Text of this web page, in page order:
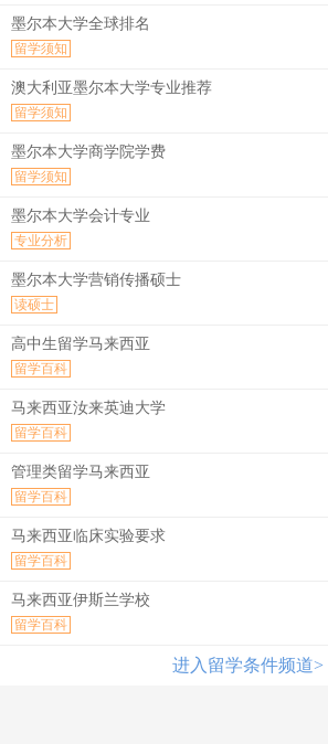
墨尔本大学全球排名
留学须知
澳大利亚墨尔本大学专业推荐
留学须知
墨尔本大学商学院学费
留学须知
墨尔本大学会计专业
专业分析
墨尔本大学营销传播硕士
读硕士
高中生留学马来西亚
留学百科
马来西亚汝来英迪大学
留学百科
管理类留学马来西亚
留学百科
马来西亚临床实验要求
留学百科
马来西亚伊斯兰学校
留学百科
进入留学条件频道>